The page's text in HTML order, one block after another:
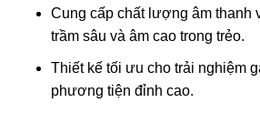
Cung cấp chất lượng âm thanh
trầm sâu và âm cao trong trẻo.
Thiết kế tối ưu cho trải nghiệm
phương tiện đỉnh cao.